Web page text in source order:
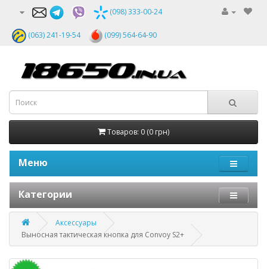
(098) 333-00-24
(063) 241-19-54 (099) 564-64-90
Товаров: 0 (0 грн)
Меню
Категории
Аксессуары
Выносная тактическая кнопка для Convoy S2+